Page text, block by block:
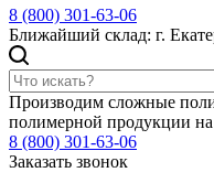
8 (800) 301-63-06
Ближайший склад: г.
Производим сложные
полимерной продукции
8 (800) 301-63-06
Заказать звонок